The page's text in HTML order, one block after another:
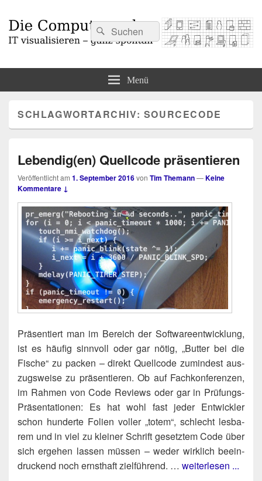
Suchen
nach:
Suchen
Menü
SCHLAGWORTARCHIV: SOURCECODE
Lebendig(en) Quellcode präsentieren
Veröffentlicht am 1. September 2016von Tim Themann—Keine
Kommentare ↓
Prä­sen­tiert man im Bereich der Soft­ware­ent­wick­lung,
ist es häu­fig sinn­voll oder gar nötig, „But­ter bei die
Fische“ zu packen – direkt Quell­code zumin­dest aus­
zugs­wei­se zu prä­sen­tie­ren. Ob auf Fach­kon­fe­ren­zen,
im Rah­men von Code Reviews oder gar in Prü­fungs-
Prä­sen­ta­tio­nen: Es hat wohl fast jeder Ent­wick­ler
schon hun­der­te Foli­en vol­ler „totem“, schlecht les­ba­
rem und in viel zu klei­ner Schrift gesetz­tem Code über
sich erge­hen las­sen müs­sen – weder wirk­lich beein­
dru­ckend noch ernst­haft ziel­füh­rend. … weiterlesen ...